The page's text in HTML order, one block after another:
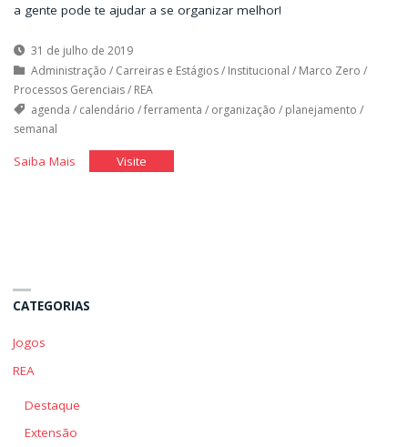
a gente pode te ajudar a se organizar melhor!
31 de julho de 2019
Administração / Carreiras e Estágios/ Institucional / Marco Zero /
Processos Gerenciais/ REA
agenda / calendário /ferramenta / organização / planejamento /
semanal
Saiba Mais"Planejando
Visite"Planejando
CATEGORIAS
Jogos
REA
Destaque
Extensão